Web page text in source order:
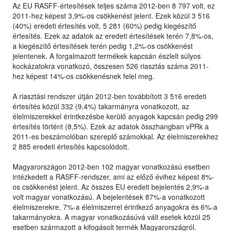
Az EU RASFF-értesítések teljes száma 2012-ben 8 797 volt, ez
2011-hez képest 3,9%-os csökkenést jelent. Ezek közül 3 516
(40%) eredeti értesítés volt, 5 281 (60%) pedig kiegészítő
értesítés. Ezek az adatok az eredeti értesítések terén 7,8%-os,
a kiegészítő értesítések terén pedig 1,2%-os csökkenést
jelentenek. A forgalmazott termékek kapcsán észlelt súlyos
kockázatokra vonatkozó, összesen 526 riasztás száma 2011-
hez képest 14%-os csökkenésnek felel meg.
A riasztási rendszer útján 2012-ben továbbított 3 516 eredeti
értesítés közül 332 (9,4%) takarmányra vonatkozott, az
élelmiszerekkel érintkezésbe kerülő anyagok kapcsán pedig 299
értesítés történt (8,5%). Ezek az adatok összhangban vPRk a
2011-es beszámolóban szereplő számokkal. Az élelmiszerekhez
2 885 eredeti értesítés kapcsolódott.
Magyarországon 2012-ben 102 magyar vonatkozású esetben
intézkedett a RASFF-rendszer, ami az előző évihez képest 8%-
os csökkenést jelent. Az összes EU eredeti bejelentés 2,9%-a
volt magyar vonatkozású. A bejelentések 87%-a vonatkozott
élelmiszerekre, 7%-a élelmiszerrel érintkező anyagokra és 6%-a
takarmányokra. A magyar vonatkozásúvá vált esetek közül 25
esetben származott a kifogásolt termék Magyarországról.